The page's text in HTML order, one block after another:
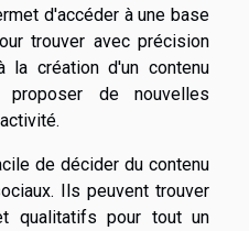
d'accéder à une base
trouver avec précision
la création d'un contenu
de nouvelles
de décider du contenu
Ils peuvent trouver
qualitatifs pour tout un